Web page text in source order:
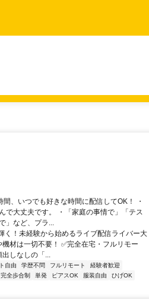
、いつでも好きな時間に配信してOK！ ・
で大丈夫です。 ・「家庭の事情で」「テス
」など、プラ...
く！未経験から始めるライブ配信ライバー大
材は一切不要！ ✅完全在宅・フルリモー
出しなしの「...
自由 学歴不問 フルリモート
経験者歓迎
完全歩合制 単発 ピアスOK 服装自由
ひげOK